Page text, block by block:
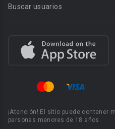
Buscar usuarios
¡Atención! El sitio puede contener
personas menores de 18 años.